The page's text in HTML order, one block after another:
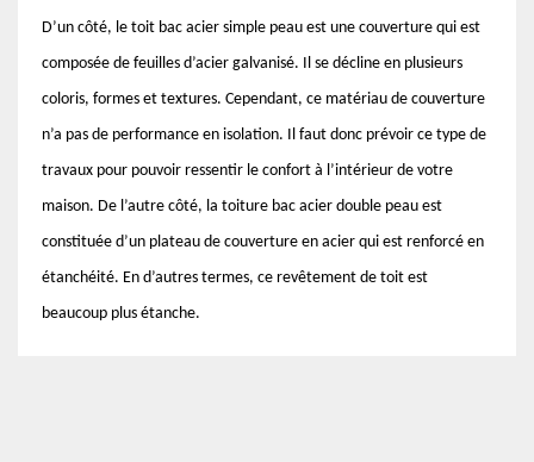
D’un côté, le toit bac acier simple peau est une couverture qui est
composée de feuilles d’acier galvanisé. Il se décline en plusieurs
coloris, formes et textures. Cependant, ce matériau de couverture
n’a pas de performance en isolation. Il faut donc prévoir ce type de
travaux pour pouvoir ressentir le confort à l’intérieur de votre
maison. De l’autre côté, la toiture bac acier double peau est
constituée d’un plateau de couverture en acier qui est renforcé en
étanchéité. En d’autres termes, ce revêtement de toit est
beaucoup plus étanche.